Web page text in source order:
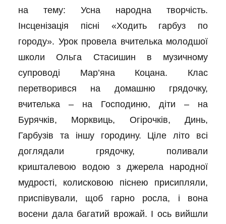
на тему: Усна народна творчість.
Інсценізація пісні «Ходить гарбуз по
городу». Урок провела вчителька молодшої
школи Ольга Стасишин в музичному
супроводі Мар’яна Коцана. Клас
перетворився на домашню грядочку,
вчителька – на Господиню, діти – на
Бурячків, Морквиць, Огірочків, Динь,
Гарбузів та іншу городину. Ціле літо всі
доглядали грядочку, поливали
кришталевою водою з джерела народної
мудрості, колисковою піснею присипляли,
приспівували, щоб гарно росла, і вона
восени дала багатий врожай. І ось вийшли